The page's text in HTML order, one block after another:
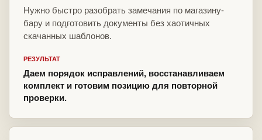
Нужно быстро разобрать замечания по магазину-
бару и подготовить документы без хаотичных
скачанных шаблонов.
РЕЗУЛЬТАТ
Даем порядок исправлений, восстанавливаем
комплект и готовим позицию для повторной
проверки.